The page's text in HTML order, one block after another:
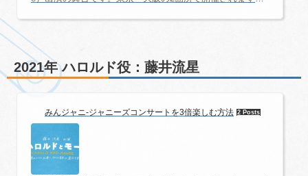
は、舞台初心者でも楽しめるように、舞台の情報を随時更
細情報オフィシャルサイト舞台「ハロルドとモード」 オフ
ィシャルサイト公式Twitter EX THEATER ROPPONGI会
場EX THEATER ROPPONGIチケット代金全席指定・税込
S席 9,800円A席 8,000円出演者黒柳徹子佐藤勝利（Sexy Z
2021年 ハロルド役：藤井流星
みんジャニ-ジャニーズコンサートを3倍楽しむ方法 2 Posts